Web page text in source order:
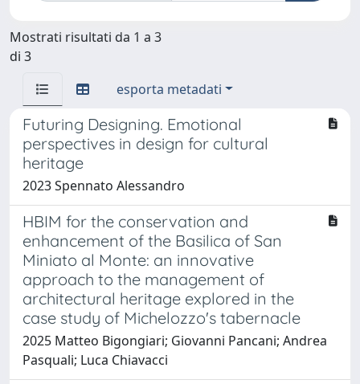
Mostrati risultati da 1 a 3
di 3
esporta metadati
Futuring Designing. Emotional
perspectives in design for cultural
heritage
2023 Spennato Alessandro
HBIM for the conservation and
enhancement of the Basilica of San
Miniato al Monte: an innovative
approach to the management of
architectural heritage explored in the
case study of Michelozzo's tabernacle
2025 Matteo Bigongiari; Giovanni Pancani; Andrea
Pasquali; Luca Chiavacci